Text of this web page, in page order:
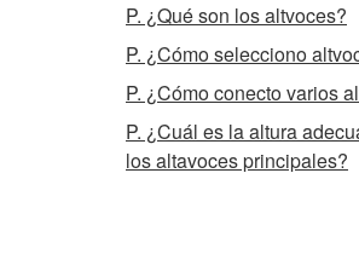
P. ¿Qué son los altvoces?
P. ¿Cómo selecciono
P. ¿Cómo conecto varios
P. ¿Cuál es la altura
los altavoces principales?